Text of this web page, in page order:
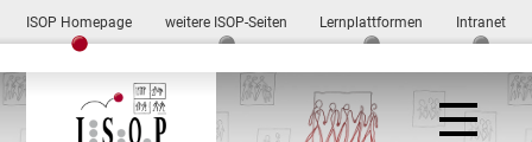
ISOP Homepage weitere ISOP-Seiten Lernplattformen Intranet